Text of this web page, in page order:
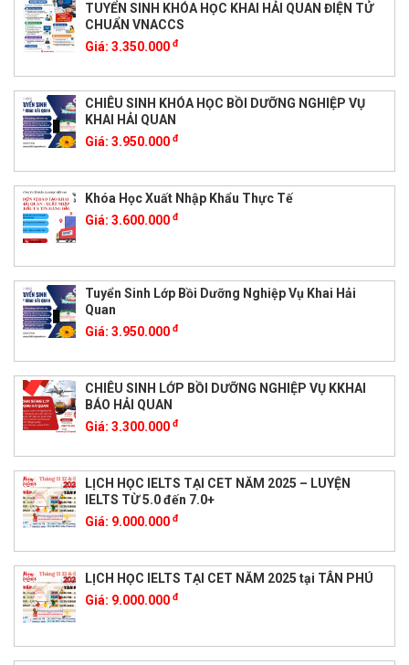
TUYỂN SINH KHÓA HỌC KHAI HẢI QUAN ĐIỆN TỬ
CHUẨN VNACCS
Giá: 3.350.000 đ
CHIÊU SINH KHÓA HỌC BỒI DƯỠNG NGHIỆP VỤ
KHAI HẢI QUAN
Giá: 3.950.000 đ
Khóa Học Xuất Nhập Khẩu Thực Tế
Giá: 3.600.000 đ
Tuyển Sinh Lớp Bồi Dưỡng Nghiệp Vụ Khai Hải
Quan
Giá: 3.950.000 đ
CHIÊU SINH LỚP BỒI DƯỠNG NGHIỆP VỤ KKHAI
BÁO HẢI QUAN
Giá: 3.300.000 đ
LỊCH HỌC IELTS TẠI CET NĂM 2025 – LUYỆN
IELTS TỪ 5.0 đến 7.0+
Giá: 9.000.000 đ
LỊCH HỌC IELTS TẠI CET NĂM 2025 tại TÂN PHÚ
Giá: 9.000.000 đ